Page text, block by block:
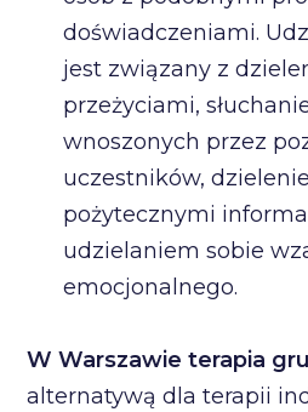
doświadczeniami.
jest związany z
przeżyciami,
wnoszonych przez
uczestników,
pożytecznymi
udzielaniem sobie
emocjonalnego.
W Warszawie terapia
alternatywą dla terapii